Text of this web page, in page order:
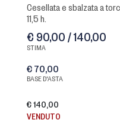
cesellata e sbalzata a torchon con manico in ebano, cm 10 x
11,5 h.
€ 90,00 / 140,00
STIMA
€ 70,00
BASE D'ASTA
€ 140,00
VENDUTO